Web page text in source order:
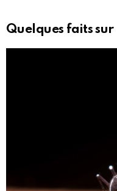
Quelques faits sur